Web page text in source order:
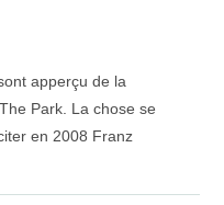
apperçu de la
Park. La chose se
en 2008 Franz